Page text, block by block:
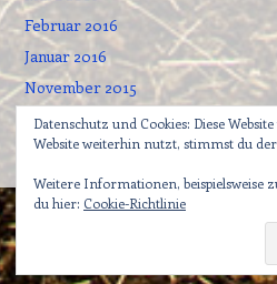
Februar 2016
Januar 2016
November 2015
September 2015
Datenschutz und Cookies: Diese
Website weiterhin nutzt, stimmst du
Weitere Informationen, beispielsweise
du hier: Cookie-Richtlinie